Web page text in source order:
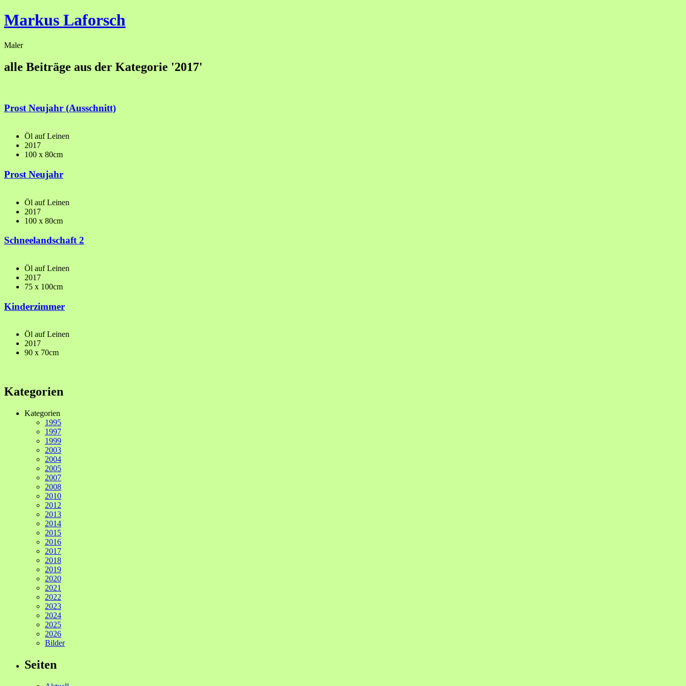
Markus Laforsch
Maler
alle Beiträge aus der Kategorie '2017'
Prost Neujahr (Ausschnitt)
Öl auf Leinen
2017
100 x 80cm
Prost Neujahr
Öl auf Leinen
2017
100 x 80cm
Schneelandschaft 2
Öl auf Leinen
2017
75 x 100cm
Kinderzimmer
Öl auf Leinen
2017
90 x 70cm
Kategorien
Kategorien
1995
1997
1999
2003
2004
2005
2007
2008
2010
2012
2013
2014
2015
2016
2017
2018
2019
2020
2021
2022
2023
2024
2025
2026
Bilder
Seiten